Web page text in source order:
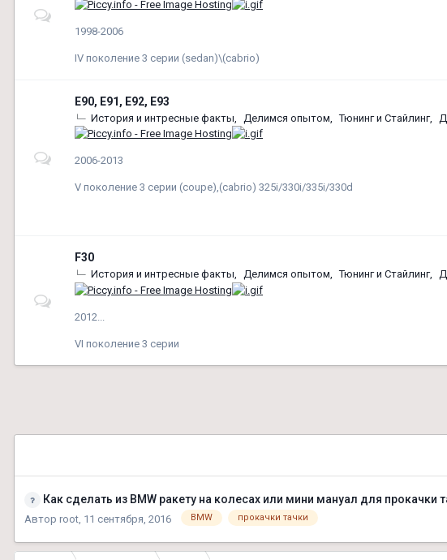
1998-2006
IV поколение 3 серии (sedan)\(cabrio)
E90, E91, E92, E93
История и интресные факты Делимся опытом Тюнинг и Стайлинг
2006-2013
V поколение 3 серии (coupe),(cabrio) 325i/330i/335i/330d
F30
История и интресные факты Делимся опытом Тюнинг и Стайлинг
2012...
VІ поколение 3 серии
Как сделать из BMW ракету на колесах или мини мануал для прокачки
Автор root 11 сентября, 2016 BMW прокачки тачки